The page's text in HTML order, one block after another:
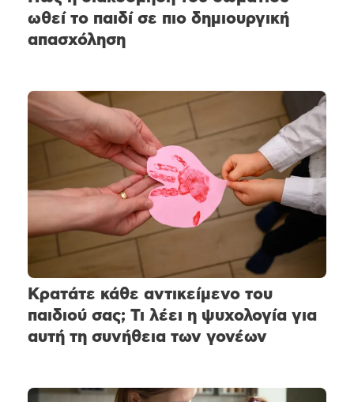
ωθεί το παιδί σε πιο δημιουργική
απασχόληση
Κρατάτε κάθε αντικείμενο του
παιδιού σας; Τι λέει η ψυχολογία για
αυτή τη συνήθεια των γονέων